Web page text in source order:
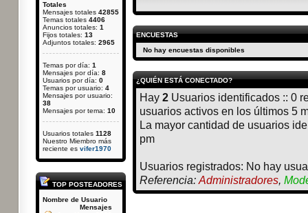
Totales
Mensajes totales 42855
Temas totales 4406
Anuncios totales: 1
Fijos totales: 13
Adjuntos totales: 2965
Temas por día: 1
Mensajes por día: 8
Usuarios por día: 0
Temas por usuario: 4
Mensajes por usuario:
38
Mensajes por tema: 10
Usuarios totales 1128
Nuestro Miembro más
reciente es vifer1970
TOP POSTEADORES
Nombre de Usuario
Mensajes
ENCUESTAS
No hay encuestas disponibles
¿QUIÉN ESTÁ CONECTADO?
Hay 2Usuarios identificados :: 0
usuarios activos en los últimos 5
La mayor cantidad de usuarios
pm
Usuarios registrados: No hay
Referencia: Administradores,